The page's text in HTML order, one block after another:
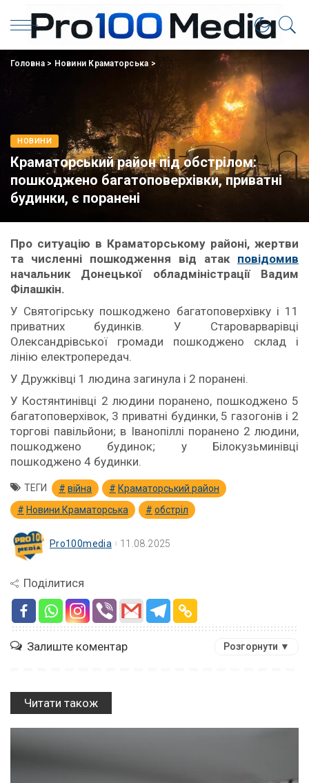
Головна> Новини Краматорська >
НОВИНИ
Краматорський район під обстрілом:
пошкоджено багатоповерхівки, приватні
будинки, є поранені
Про ситуацію в Краматорському районі, жертви
та численні пошкодження від атак повідомив
начальник Донецької обладміністрації Вадим
Філашкін.
У Святогірську пошкоджено багатоповерхівку і 11
приватних будинків. У Староварварівці
Олександрівської громади пошкоджено склад і
лінію електропередач.
У Дружківці 1 людина загинула і 2 поранені.
У Костянтинівці 2 людини поранено, пошкоджено 5
багатоповерхівок, 3 приватні будинки, 5 газогонів і 2
торгові павільйони; в Іванопіллі поранено 2 людини,
пошкоджено будинок; у Білокузьминівці
пошкоджено 4 будинки.
ТЕГИ війна
Краматорський район
Новини Краматорська
обстріл
Pro100media 11.08.2025
Поділитися
Залиште коментар Розгорнути ▼
Читати також